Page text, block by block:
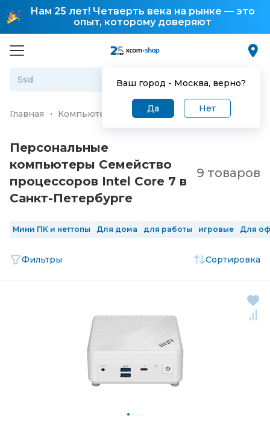
Нам 25 лет! Четверть века на рынке — это
опыт, которому доверяют
Ваш город - Москва, верно?
Да Нет
Главная · Компьютеры и ноутбуки Персональные
Персональные
компьютеры Семейство
процессоров Intel Core 7 в
Санкт-Петербургe
9 товаров
Мини ПК и неттопы Для дома для работы игровые Для
Фильтры Сортировка